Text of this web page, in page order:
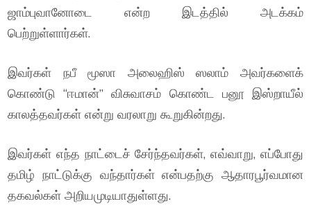
ஜாம்புவானோடை என்ற இடத்தில் அடக்கம்
பெற்றுள்ளார்கள்.
இவர்கள் நபீ மூஸா அலைஹிஸ் ஸலாம் அவர்களைக்
கொண்டு “ஈமான்” விசுவாசம் கொண்ட பனூ இஸ்றாயீல்
காலத்தவர்கள் என்று வரலாறு கூறுகின்றது.
இவர்கள் எந்த நாட்டைச் சேர்ந்தவர்கள், எவ்வாறு, எப்போது
தமிழ் நாட்டுக்கு வந்தார்கள் என்பதற்கு ஆதாரபூர்வமான
தகவல்கள் அறியமுடியாதுள்ளது.